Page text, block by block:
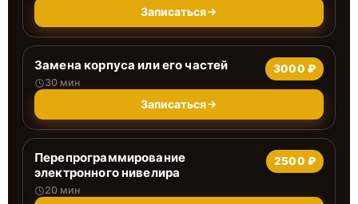
Записаться
Замена корпуса или его частей
30 мин
3000 ₽
Записаться
Перепрограммирование
электронного нивелира
20 мин
2500 ₽